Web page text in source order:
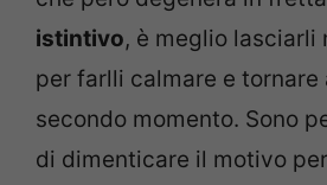
istintivo, è meglio lasciarli
per farlli calmare e tornare
secondo momento. Sono
di dimenticare il motivo